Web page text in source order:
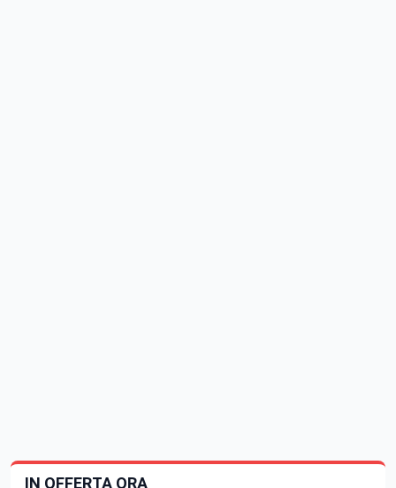
IN OFFERTA ORA